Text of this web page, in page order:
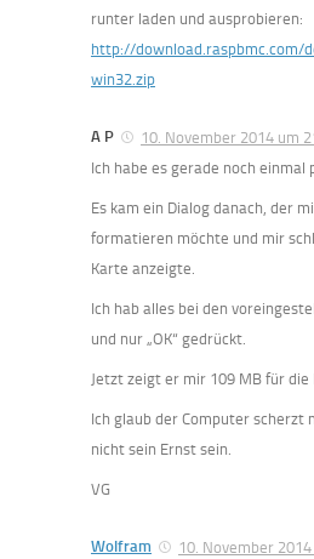
runter laden und ausprobieren:
http://download.raspbmc.com/
win32.zip
A P
10. November 2014 um
Ich habe es gerade noch einmal
Es kam ein Dialog danach, der
formatieren möchte und mir
Karte anzeigte.
Ich hab alles bei den
und nur „OK“ gedrückt.
Jetzt zeigt er mir 109 MB für die
Ich glaub der Computer scherzt
nicht sein Ernst sein.
VG
Wolfram
10. November